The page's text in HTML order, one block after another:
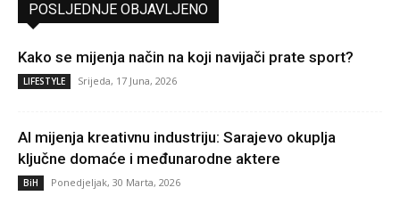
POSLJEDNJE OBJAVLJENO
Kako se mijenja način na koji navijači prate sport?
LIFESTYLE Srijeda, 17 Juna, 2026
AI mijenja kreativnu industriju: Sarajevo okuplja
ključne domaće i međunarodne aktere
BiH Ponedjeljak, 30 Marta, 2026